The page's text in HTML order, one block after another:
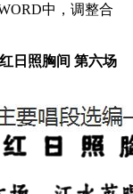
中，调整合
日照胸间 第六场